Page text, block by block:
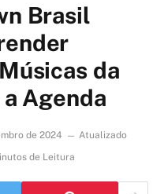
Brasil
da
Agenda
de 2024
Atualizado
de Leitura